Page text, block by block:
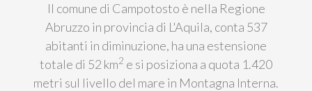
Il comune di Campotosto è nella Regione
Abruzzo in provincia di L'Aquila, conta 537
abitanti in diminuzione, ha una estensione
totale di 52 km2 e si posiziona a quota 1.420
metri sul livello del mare in Montagna Interna.